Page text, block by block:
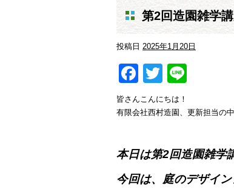
第2回造園雑学
投稿日 2025年1月20日
Facebook
Twitter
皆さんこんにちは！
有限会社西村造園、更新担当の中
本日は第2回造園雑学
今回は、庭のデザイ